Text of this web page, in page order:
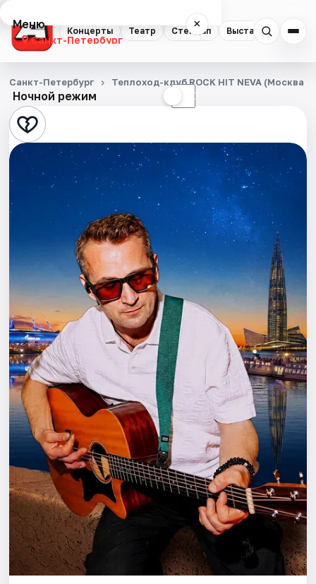
Концерты Театр Стендап Выставки
Меню ×
Санкт-Петербург
Концерты
Театр
Стендап
Выставки
Спорт
События
Города
Площадки
Артисты
Рейтинги
Ночной режим ☾
Санкт-Петербург Теплоход-клуб ROCK HIT NEVA (Москва